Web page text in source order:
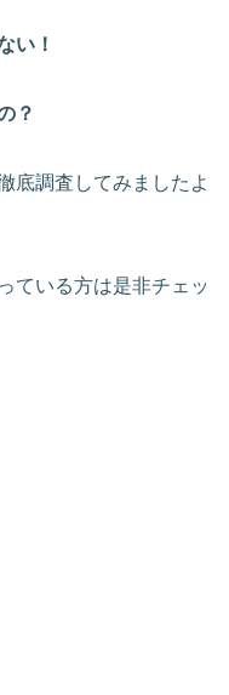
い！
？
底調査してみましたよ
ている方は是非チェッ